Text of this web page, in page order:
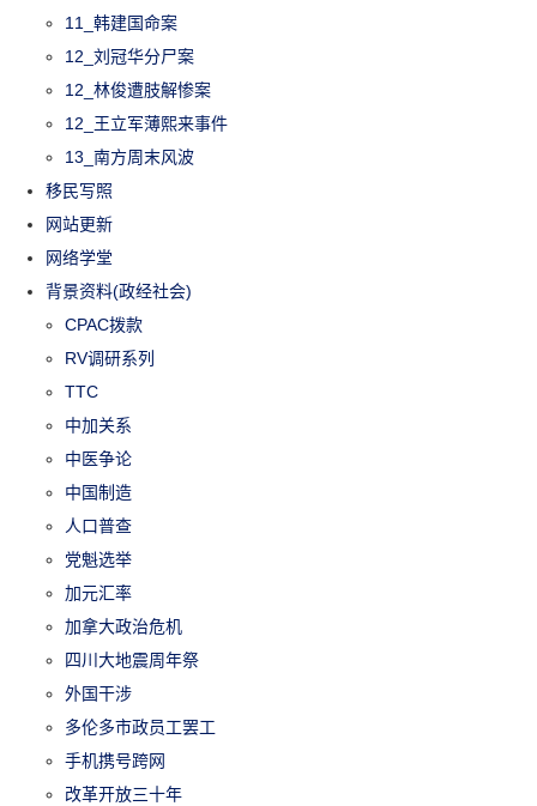
11_韩建国命案
12_刘冠华分尸案
12_林俊遭肢解惨案
12_王立军薄熙来事件
13_南方周末风波
移民写照
网站更新
网络学堂
背景资料(政经社会)
CPAC拨款
RV调研系列
TTC
中加关系
中医争论
中国制造
人口普查
党魁选举
加元汇率
加拿大政治危机
四川大地震周年祭
外国干涉
多伦多市政员工罢工
手机携号跨网
改革开放三十年